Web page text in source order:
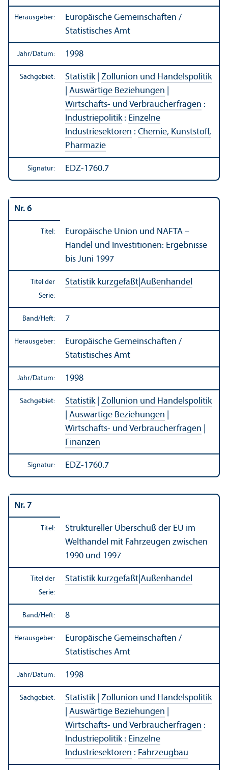
Herausgeber:
Europäische Gemeinschaften /
Statistisches Amt
Jahr/Datum: 1998
Sachgebiet: Statistik| Zollunion und Handels­politik
Auswärtige Beziehungen
Wirtschafts- und Verbraucherfragen :
Industriepolitik: Einzelne
Industriesektoren : Chemie, Kunststoff,
Pharmazie
Signatur: EDZ-1760.7
Nr. 6
Titel:
Europäische Union und NAFTA –
Handel und Investitionen: Ergebnisse
bis Juni 1997
Titel der
Serie:
Statistik kurzgefaßt Außen­handel
Band/Heft: 7
Herausgeber:
Europäische Gemeinschaften /
Statistisches Amt
Jahr/Datum: 1998
Sachgebiet: Statistik| Zollunion und Handels­politik
Auswärtige Beziehungen
Wirtschafts- und Verbraucherfragen
Finanzen
Signatur: EDZ-1760.7
Nr. 7
Titel:
Struktureller Über­schuß der EU im
Welthandel mit Fahrzeugen zwischen
1990 und 1997
Titel der
Serie:
Statistik kurzgefaßt Außen­handel
Band/Heft: 8
Herausgeber:
Europäische Gemeinschaften /
Statistisches Amt
Jahr/Datum: 1998
Sachgebiet: Statistik| Zollunion und Handels­politik
Auswärtige Beziehungen
Wirtschafts- und Verbraucherfragen :
Industriepolitik: Einzelne
Industriesektoren : Fahrzeugbau